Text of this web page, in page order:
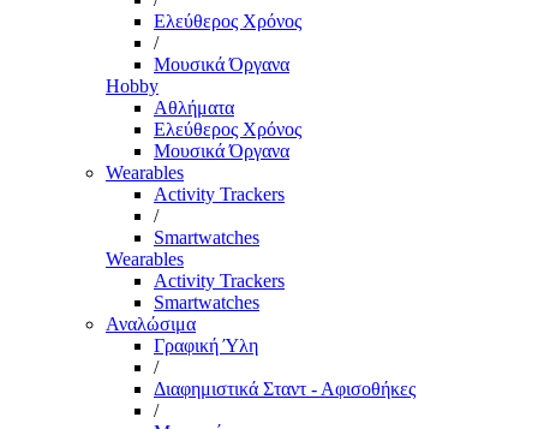
Ελεύθερος Χρόνος
/
Μουσικά Όργανα
Hobby
Αθλήματα
Ελεύθερος Χρόνος
Μουσικά Όργανα
Wearables
Activity Trackers
/
Smartwatches
Wearables
Activity Trackers
Smartwatches
Αναλώσιμα
Γραφική Ύλη
/
Διαφημιστικά Σταντ - Αφισοθήκες
/